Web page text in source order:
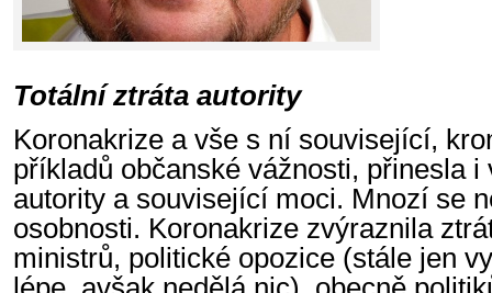
Totální ztráta autority
Koronakrize a vše s ní související,
příkladů občanské vážnosti, přinesla i
autority a související moci. Mnozí se
osobnosti. Koronakrize zvýraznila
ministrů, politické opozice (stále jen